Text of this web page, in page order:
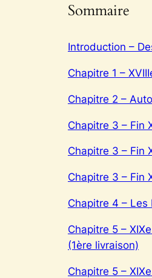
Sommaire
Introduction –
Chapitre 1 –
Chapitre 2 –
Chapitre 3 – Fin
Chapitre 3 – Fin
Chapitre 3 – Fin
Chapitre 4 –
Chapitre 5 –
(1ère livraison)
Chapitre 5 –